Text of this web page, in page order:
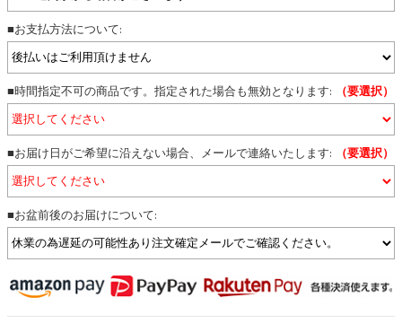
■お支払方法について:
■時間指定不可の商品です。指定された場合も無効となります: （要選択）
■お届け日がご希望に沿えない場合、メールで連絡いたします: （要選択）
■お盆前後のお届けについて: